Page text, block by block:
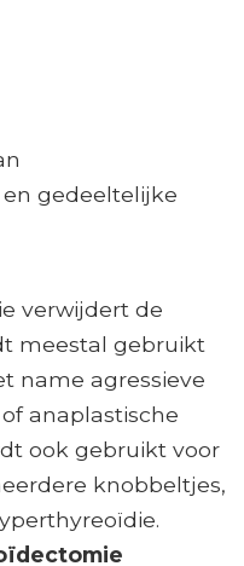
gedeeltelijke
verwijdert de
meestal gebruikt
name agressieve
anaplastische
ook gebruikt voor
knobbeltjes,